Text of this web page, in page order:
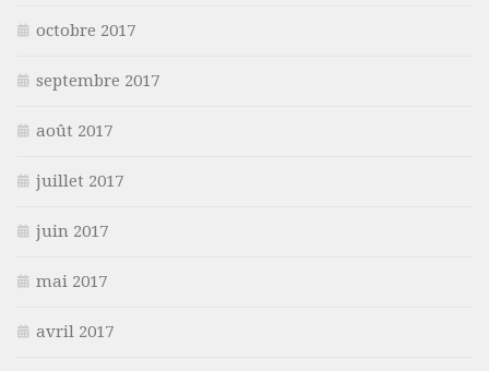
octobre 2017
septembre 2017
août 2017
juillet 2017
juin 2017
mai 2017
avril 2017